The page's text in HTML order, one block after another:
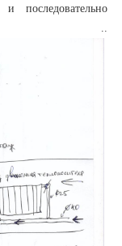
последовательно
..